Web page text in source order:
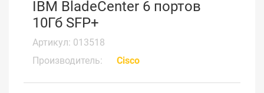
IBM BladeCenter 6 портов
10Гб SFP+
Артикул: 013518
Производитель:
Cisco